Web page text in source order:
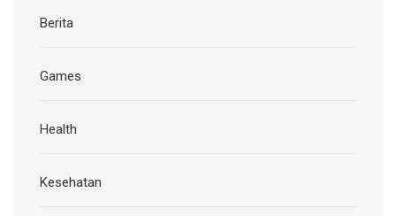
Berita
Games
Health
Kesehatan